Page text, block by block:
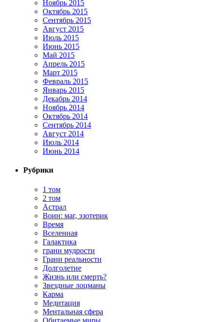
Ноябрь 2015
Октябрь 2015
Сентябрь 2015
Август 2015
Июль 2015
Июнь 2015
Май 2015
Апрель 2015
Март 2015
Февраль 2015
Январь 2015
Декабрь 2014
Ноябрь 2014
Октябрь 2014
Сентябрь 2014
Август 2014
Июль 2014
Июнь 2014
Рубрики
1 том
2 том
Астрал
Воин: маг, эзотерик
Время
Вселенная
Галактика
грани мудрости
Грани реальности
Долголетие
Жизнь или смерть?
Звездные лоцманы
Карма
Медитация
Ментальная сфера
Обитаемые миры